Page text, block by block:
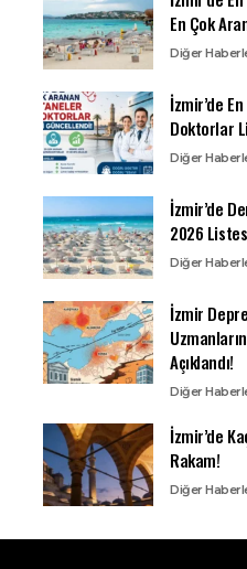
En Çok
Diğer
İzmir’de
Doktorlar
Diğer
İzmir’de
2026
Diğer
İzmir
Açıklandı!
Diğer
İzmir’de
Rakam!
Diğer